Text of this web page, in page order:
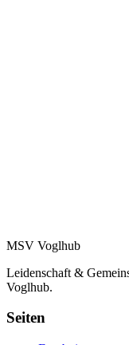
MSV Voglhub
Leidenschaft &
Voglhub.
Seiten